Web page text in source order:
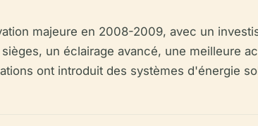
majeure en 2008-2009, avec un
un éclairage avancé, une meilleure
ont introduit des systèmes d'énergie